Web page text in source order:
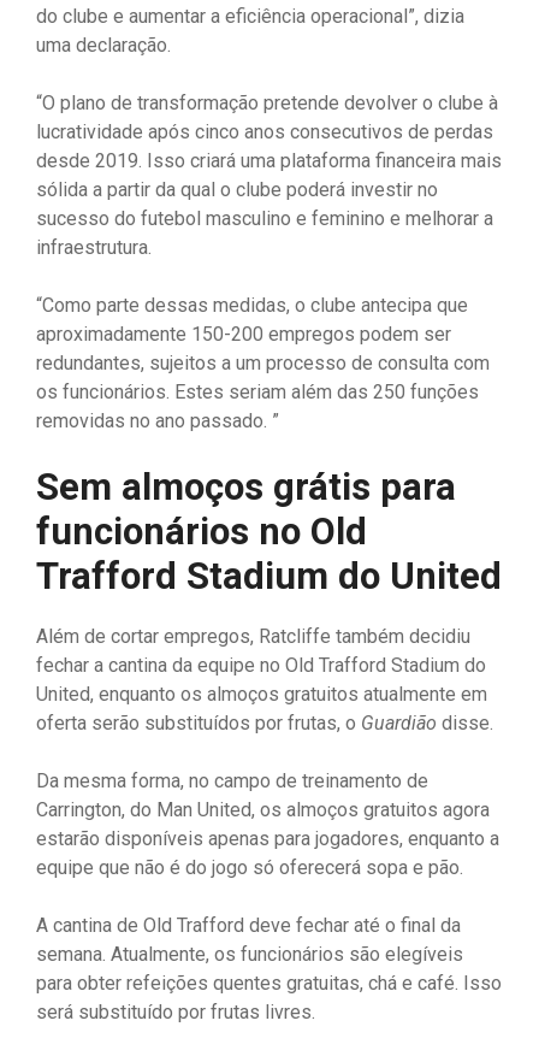
do clube e aumentar a eficiência operacional”, dizia
uma declaração.
“O plano de transformação pretende devolver o clube à
lucratividade após cinco anos consecutivos de perdas
desde 2019. Isso criará uma plataforma financeira mais
sólida a partir da qual o clube poderá investir no
sucesso do futebol masculino e feminino e melhorar a
infraestrutura.
“Como parte dessas medidas, o clube antecipa que
aproximadamente 150-200 empregos podem ser
redundantes, sujeitos a um processo de consulta com
os funcionários. Estes seriam além das 250 funções
removidas no ano passado. ”
Sem almoços grátis para
funcionários no Old
Trafford Stadium do United
Além de cortar empregos, Ratcliffe também decidiu
fechar a cantina da equipe no Old Trafford Stadium do
United, enquanto os almoços gratuitos atualmente em
oferta serão substituídos por frutas, o Guardião disse.
Da mesma forma, no campo de treinamento de
Carrington, do Man United, os almoços gratuitos agora
estarão disponíveis apenas para jogadores, enquanto a
equipe que não é do jogo só oferecerá sopa e pão.
A cantina de Old Trafford deve fechar até o final da
semana. Atualmente, os funcionários são elegíveis
para obter refeições quentes gratuitas, chá e café. Isso
será substituído por frutas livres.